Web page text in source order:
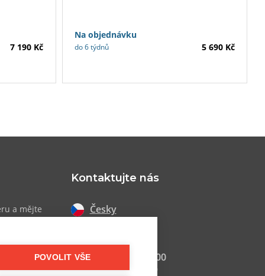
7 190 Kč
Na objednávku
do 6 týdnů 5 690 Kč
a mějte
Kontaktujte nás
Česky
+420 607 800 100
Po-Pá 9:00–17:00
POVOLIT VŠE